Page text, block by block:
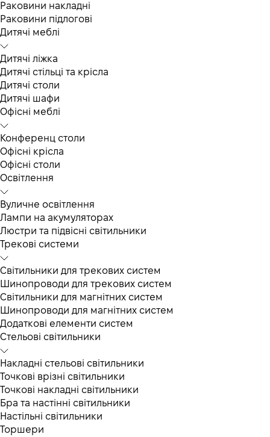
Раковини накладні
Раковини підлогові
Дитячі меблі
Дитячі ліжка
Дитячі стільці та крісла
Дитячі столи
Дитячі шафи
Офісні меблі
Конференц столи
Офісні крісла
Офісні столи
Освітлення
Вуличне освітлення
Лампи на акумуляторах
Люстри та підвісні світильники
Трекові системи
Світильники для трекових систем
Шинопроводи для трекових систем
Світильники для магнітних систем
Шинопроводи для магнітних систем
Додаткові елементи систем
Cтельові світильники
Накладні стельові світильники
Точкові врізні світильники
Точкові накладні світильники
Бра та настінні світильники
Настільні світильники
Торшери